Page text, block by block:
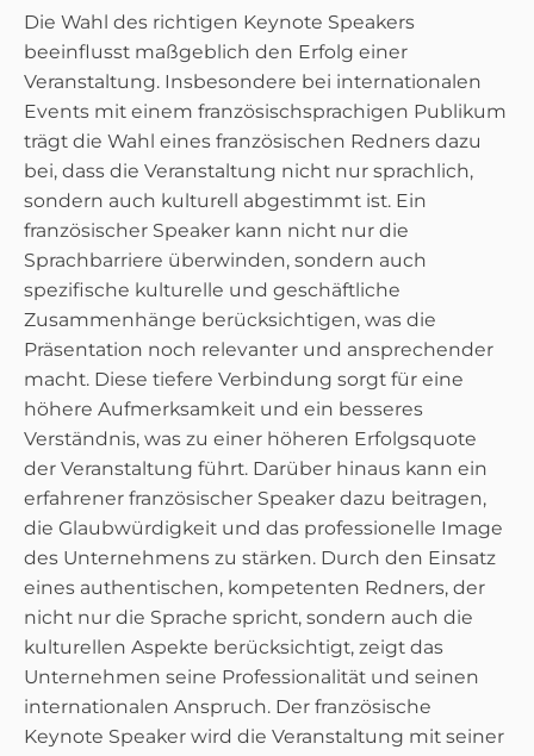
Die Wahl des richtigen Keynote Speakers
beeinflusst maßgeblich den Erfolg einer
Veranstaltung. Insbesondere bei internationalen
Events mit einem französischsprachigen Publikum
trägt die Wahl eines französischen Redners dazu
bei, dass die Veranstaltung nicht nur sprachlich,
sondern auch kulturell abgestimmt ist. Ein
französischer Speaker kann nicht nur die
Sprachbarriere überwinden, sondern auch
spezifische kulturelle und geschäftliche
Zusammenhänge berücksichtigen, was die
Präsentation noch relevanter und ansprechender
macht. Diese tiefere Verbindung sorgt für eine
höhere Aufmerksamkeit und ein besseres
Verständnis, was zu einer höheren Erfolgsquote
der Veranstaltung führt. Darüber hinaus kann ein
erfahrener französischer Speaker dazu beitragen,
die Glaubwürdigkeit und das professionelle Image
des Unternehmens zu stärken. Durch den Einsatz
eines authentischen, kompetenten Redners, der
nicht nur die Sprache spricht, sondern auch die
kulturellen Aspekte berücksichtigt, zeigt das
Unternehmen seine Professionalität und seinen
internationalen Anspruch. Der französische
Keynote Speaker wird die Veranstaltung mit seiner